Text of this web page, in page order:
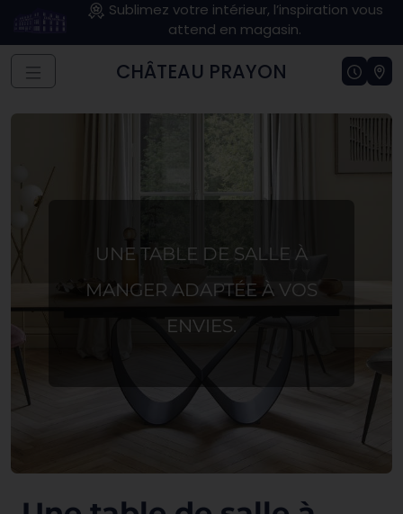
Sublimez votre intérieur, l’inspiration vous
attend en magasin.
CHÂTEAU PRAYON
UNE TABLE DE SALLE À
MANGER ADAPTÉE À VOS
ENVIES.